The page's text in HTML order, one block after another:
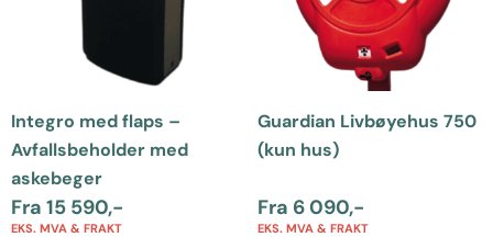
Integro med flaps –
Avfallsbeholder med
askebeger
Fra 15 590,-
EKS. MVA & FRAKT
Guardian Livbøyehus 750
(kun hus)
Fra 6 090,-
EKS. MVA & FRAKT